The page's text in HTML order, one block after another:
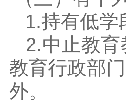
1.持有低学
2.中止教育
教育行政部
外。